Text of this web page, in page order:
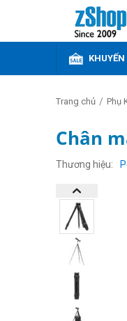
Trang chủ / Phụ
Chân
Thương hiệu